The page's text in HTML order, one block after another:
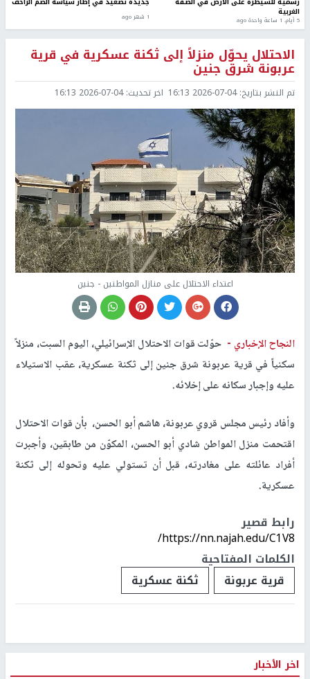
الغربية
5 أيام، 1 ساعة واحدة ago 1 شهر ago
الاحتلال يحوّل منزلاً إلى ثكنة عسكرية في قرية
عربونة شرق جنين
تم النشر بتاريخ:2026-07-04 16:13 اخر تحديث:2026-07-04 16:13
اعتداء الاحتلال على منازل المواطنين - جنين
النجاح الإخباري - حوّلت قوات الاحتلال الإسرائيلي، اليوم السبت، منزلاً
سكنياً في قرية عربونة شرق جنين إلى ثكنة عسكرية، عقب الاستيلاء
عليه وإجبار سكانه على إخلائه.
وأفاد رئيس مجلس قروي عربونة، هاشم أبو الحسن، بأن قوات الاحتلال
اقتحمت منزل المواطن شادي أبو الحسن، المكوّن من طابقين، وأجبرت
أفراد عائلته على مغادرته، قبل أن تستولي عليه وتحوله إلى ثكنة
عسكرية.
رابط قصير
https://nn.najah.edu/C1V8/
الكلمات المفتاحية
قرية عربونة
ثكنة عسكرية
اخر الأخبار